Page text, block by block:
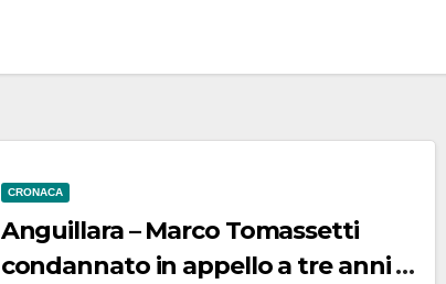
CRONACA
Anguillara – Marco Tomassetti
condannato in appello a tre anni di